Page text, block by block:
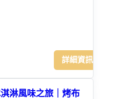
詳細資訊
淇淋風味之旅｜烤布